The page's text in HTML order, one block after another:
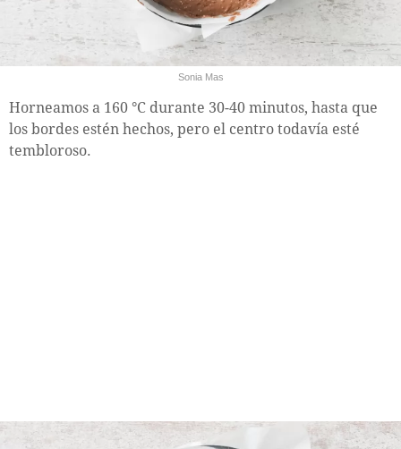
Sonia Mas
Horneamos a 160 °C durante 30-40 minutos, hasta que
los bordes estén hechos, pero el centro todavía esté
tembloroso.